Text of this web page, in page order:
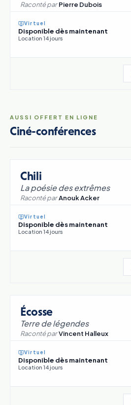
Raconté par Pierre Dubois
Virtuel
Disponible dès maintenant
Location 14 jours
AUSSI OFFERT EN LIGNE
Ciné-conférences
Chili
La poésie des extrêmes
Raconté par Anouk Acker
Virtuel
Disponible dès maintenant
Location 14 jours
Écosse
Terre de légendes
Raconté par Vincent Halleux
Virtuel
Disponible dès maintenant
Location 14 jours